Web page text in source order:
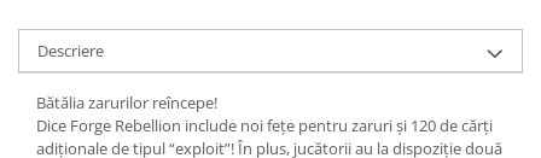
Descriere
Bătălia zarurilor reîncepe!
Dice Forge Rebellion include noi fețe pentru zaruri și 120 de cărți
adiționale de tipul “exploit”! În plus, jucătorii au la dispoziție două